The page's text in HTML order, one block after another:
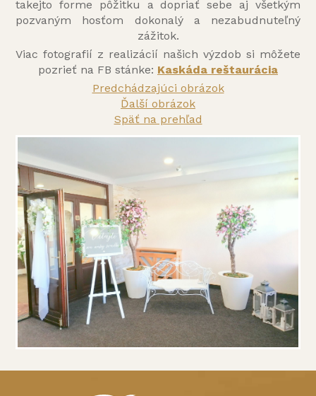
takejto forme pôžitku a dopriať sebe aj všetkým
pozvaným hosťom dokonalý a nezabudnuteľný
zážitok.
Viac fotografií z realizácií našich výzdob si môžete
pozrieť na FB stánke: Kaskáda reštaurácia
Predchádzajúci obrázok
Ďalší obrázok
Späť na prehľad